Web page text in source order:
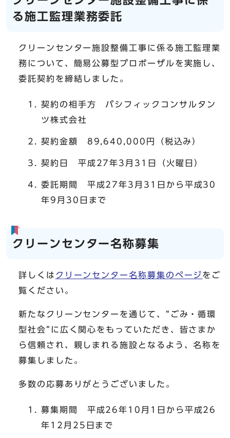
る施工監理業務委託
クリーンセンター施設整備工事に係る施工監理業
務について、簡易公募型プロポーザルを実施し、
委託契約を締結しました。
契約の相手方 パシフィックコンサルタン
ツ株式会社
契約金額 89,640,000円（税込み）
契約日 平成27年3月31日（火曜日）
委託期間 平成27年3月31日から平成30
年9月30日まで
クリーンセンター名称募集
詳しくは クリーンセンター名称募集のページをご
覧ください。
新たなクリーンセンターを通じて、“ごみ・循環
型社会”に広く関心をもっていただき、皆さまか
ら信頼され、親しまれる施設となるよう、名称を
募集しました。
多数の応募ありがとうございました。
募集期間 平成26年10月1日から平成26
年12月25日まで